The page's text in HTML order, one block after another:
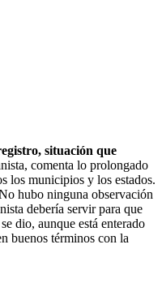
situación que
comenta lo prolongado
los municipios y los estados.
hubo ninguna observación
debería servir para que
dio, aunque está enterado
buenos términos con la